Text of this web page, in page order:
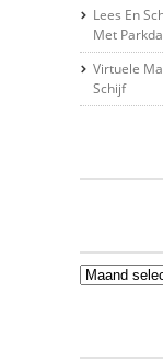
Lees En
Met
Virtuele
Schijf